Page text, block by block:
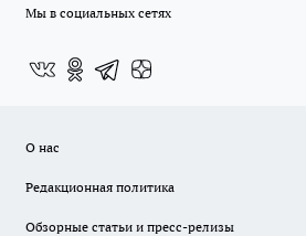
Мы в социальных сетях
О нас
Редакционная политика
Обзорные статьи и пресс-релизы